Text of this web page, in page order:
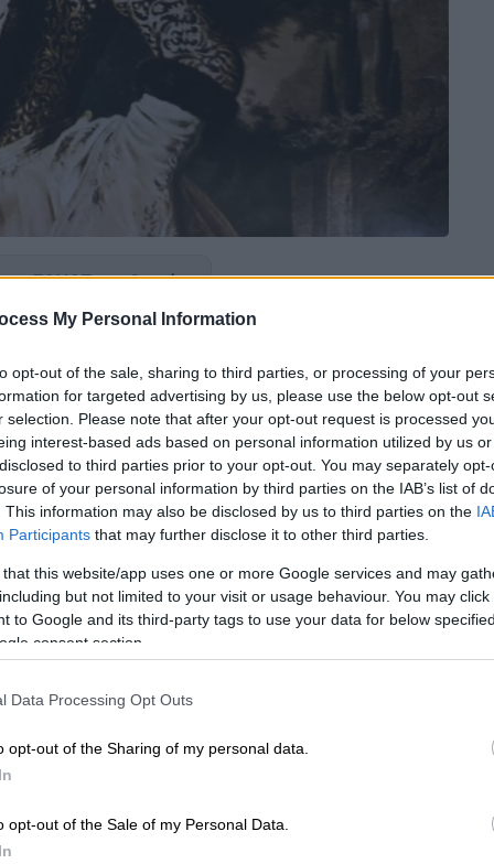
My Personal Information
opt-out of the sale, sharing to third parties, or processing of your
for targeted advertising by us, please use the below opt-out
selection. Please note that after your opt-out request is processed
interest-based ads based on personal information utilized by us
to third parties prior to your opt-out. You may separately
of your personal information by third parties on the IAB’s list of
This information may also be disclosed by us to third parties on the
Participants that may further disclose it to other third parties.
that this website/app uses one or more Google services and may
but not limited to your visit or usage behaviour. You may
to Google and its third-party tags to use your data for below
consent section.
Data Processing Opt Outs
opt-out of the Sharing of my personal data.
opt-out of the Sale of my Personal Data.
το ΕΘΝΟΣ στη Google
ήταν δραστήριος, φιλομαθής, και
και τραπεζίτης. Και για τίποτα
του στις εγκυκλοπαίδειες (έστω στα
, 6 Σεπτεμβρίου του 1861 δεν αποπειράτο
Αμαλία!
φοιτητής της Νομικής· φανατικός κατά
έκδοση της εφημερίδας Το Μέλλον της
κατά τουΌθωνακαι της συζύγου του.
Δόσιος, ήταν νομικός και πολιτικός,
Μητέρα του Αριστείδη
των Μαυροκορδάτων.
το πογκρόμ κατά των Ελλήνων στην